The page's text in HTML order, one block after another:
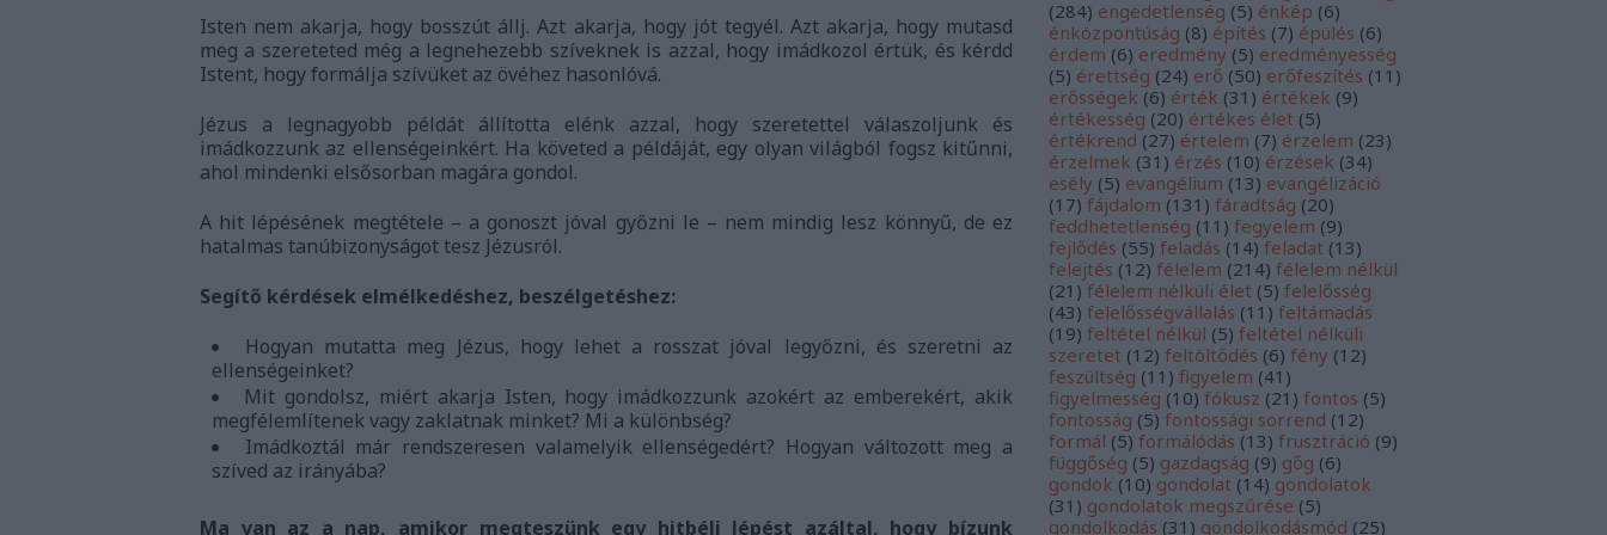
Isten nem akarja, hogy bosszút állj. Azt akarja, hogy jót tegyél. Azt akarja, hogy mutasd
meg a szereteted még a legnehezebb szíveknek is azzal, hogy imádkozol értük, és kérdd
Istent, hogy formálja szívüket az övéhez hasonlóvá.
Jézus a legnagyobb példát állította elénk azzal, hogy szeretettel válaszoljunk és
imádkozzunk az ellenségeinkért. Ha követed a példáját, egy olyan világból fogsz kitűnni,
ahol mindenki elsősorban magára gondol.
A hit lépésének megtétele – a gonoszt jóval győzni le – nem mindig lesz könnyű, de ez
hatalmas tanúbizonyságot tesz Jézusról.
Segítő kérdések elmélkedéshez, beszélgetéshez:
Hogyan mutatta meg Jézus, hogy lehet a rosszat jóval legyőzni, és szeretni az
ellenségeinket?
Mit gondolsz, miért akarja Isten, hogy imádkozzunk azokért az emberekért, akik
megfélemlítenek vagy zaklatnak minket? Mi a különbség?
Imádkoztál már rendszeresen valamelyik ellenségedért? Hogyan változott meg a
szíved az irányába?
Ma van az a nap, amikor megteszünk egy hitbéli lépést azáltal, hogy bízunk
(284) engedetlenség (5) énkép (6)
énközpontúság (8) építés (7) épülés (6)
érdem (6) eredmény (5) eredményesség
(5) érettség (24) erő (50) erőfeszítés (11 )
erősségek (6) érték (31 ) értékek (9)
értékesség (20) értékes élet (5)
értékrend (27) értelem (7) érzelem (23)
érzelmek (31 ) érzés (10) érzések (34)
esély (5) evangélium (13) evangélizáció
(17) fájdalom (131 ) fáradtság (20)
feddhetetlenség (11 ) fegyelem (9)
fejlődés (55) feladás (14) feladat (13)
felejtés (12) félelem (214) félelem nélkül
(21 ) félelem nélküli élet (5) felelősség
(43) felelősségvállalás (11 ) feltámadás
(19) feltétel nélkül (5) feltétel nélküli
szeretet (12) feltöltődés (6) fény (12)
feszültség (11 ) figyelem (41 )
figyelmesség (10) fókusz (21 ) fontos (5)
fontosság (5) fontossági sorrend (12)
formál (5) formálódás (13) frusztráció (9)
függőség (5) gazdagság (9) gőg (6)
gondok (10) gondolat (14) gondolatok
(31 ) gondolatok megszűrése (5)
gondolkodás (31 ) gondolkodásmód (25)